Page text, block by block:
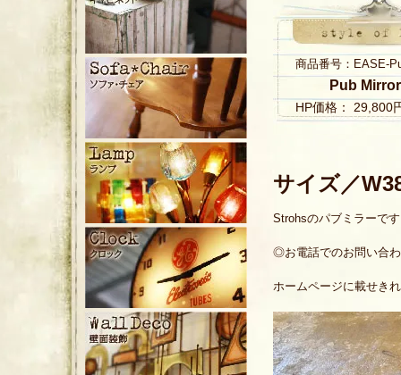
商品番号：EASE-
Pub
HP価格： 29,800
サイズ／
Strohsのパブミラーで
◎お電話でのお問い合
ホームページに載せき